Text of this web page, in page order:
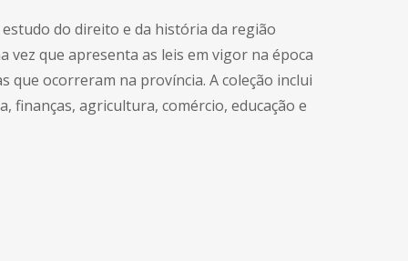
do direito e da história da região
vez que apresenta as leis em vigor na época
que ocorreram na província. A coleção inclui
finanças, agricultura, comércio, educação e